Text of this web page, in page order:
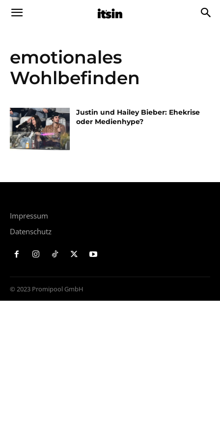
emotionales
Wohlbefinden
Justin und Hailey Bieber: Ehekrise
oder Medienhype?
Impressum
Datenschutz
© 2023 Promipool GmbH